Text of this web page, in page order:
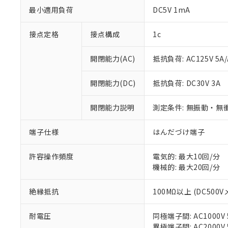
最小適用負荷 DC5V 1mA
接点定格 接点構成 1c
開閉能力(AC) 抵抗負荷: AC125V
開閉能力(DC) 抵抗負荷: DC30V 3A
開閉能力説明 測定条件: 無振動・
端子仕様 はんだづけ端子
許容操作頻度
電気的: 最大10回/分
機械的: 最大20回/分
絶縁抵抗 100MΩ以上 (DC500V
耐電圧
同極端子間:
ご利用条件
以下の条件をお読
本サービス
くものです。
当社制御機
在庫状況お
のであり、
い。
正式な納期
※1 対応状況
対応予定：EU
対応予定なし：
調査・確認中：
非該当品：ライセ
仕入先様の事情に
*EU RoHS指令（10物質
鉛(Pb) 1000ppm以下、
ル（DBP） 1000ppm以
※1 中国
「○」：最大均質
「×」：最大均質
「－」：未確認で
*中国RoHS10物質の基
Pb(鉛) :1000ppm、
Cr(Ⅵ)(六価クロム) :
DBP(フタル酸ジブチル
DEHP(フタル酸ビス(2-
当社は、こ
う）を輸出
当社は規制
ます。
当社は貴社
記
号
説明
○ 一定数